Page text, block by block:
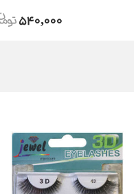
540,000